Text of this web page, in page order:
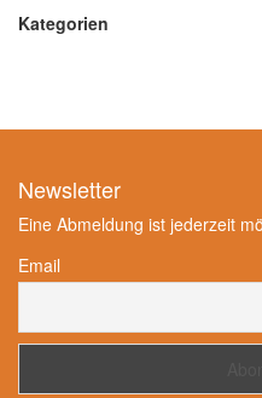
Kategorien
Newsletter
Eine Abmeldung ist jederzeit
Email